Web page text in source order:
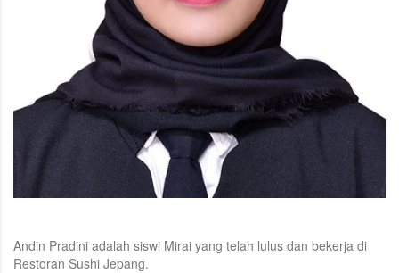
Andin Pradini adalah siswi Mirai yang telah lulus dan bekerja di
Restoran Sushi Jepang.